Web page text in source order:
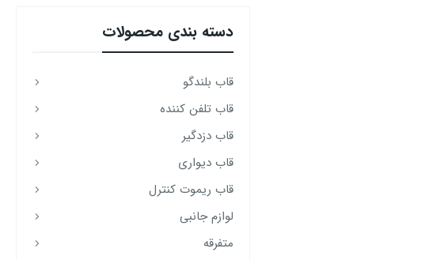
دسته‌ بندی محصولات
قاب بلندگو
قاب تلفن کننده
قاب دزدگیر
قاب دیواری
قاب ریموت کنترل
لوازم جانبی
متفرقه